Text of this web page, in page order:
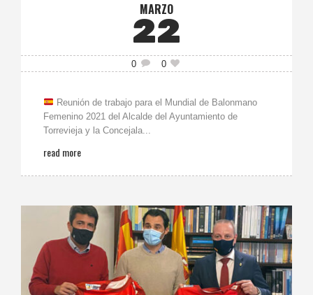
MARZO
22
0 0
Reunión de trabajo para el Mundial de Balonmano
Femenino 2021 del Alcalde del Ayuntamiento de
Torrevieja y la Concejala...
read more